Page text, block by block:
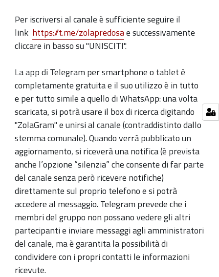
Per iscriversi al canale è sufficiente seguire il
link https://t.me/zolapredosae successivamente
cliccare in basso su "UNISCITI".
La app di Telegram per smartphone o tablet è
completamente gratuita e il suo utilizzo è in tutto
e per tutto simile a quello di WhatsApp: una volta
scaricata, si potrà usare il box di ricerca digitando
"ZolaGram" e unirsi al canale (contraddistinto dallo
stemma comunale). Quando verrà pubblicato un
aggiornamento, si riceverà una notifica (è prevista
anche l’opzione “silenzia” che consente di far parte
del canale senza però ricevere notifiche)
direttamente sul proprio telefono e si potrà
accedere al messaggio. Telegram prevede che i
membri del gruppo non possano vedere gli altri
partecipanti e inviare messaggi agli amministratori
del canale, ma è garantita la possibilità di
condividere con i propri contatti le informazioni
ricevute.